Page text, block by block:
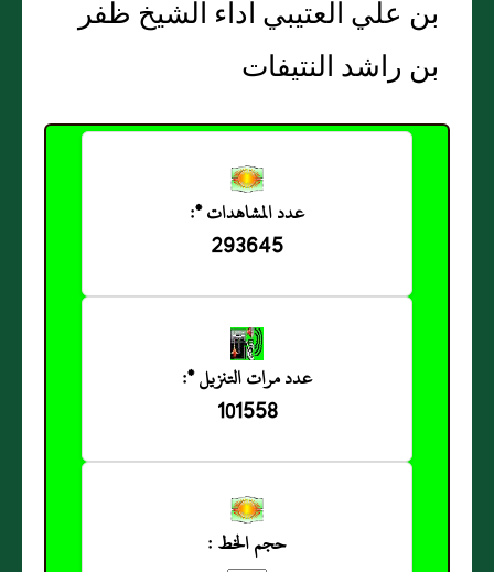
بن علي العتيبي أداء الشيخ ظفر
بن راشد النتيفات
عدد المشاهدات *:
293645
عدد مرات التنزيل *:
101558
حجم الخط :